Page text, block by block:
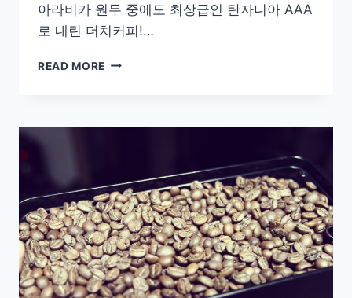
아라비카 원두 중에도 최상급인 탄자니아 AAA
로 내린 더치커피!…
READ MORE [COFFEE]
선
은
프
롬
나
드
더
치